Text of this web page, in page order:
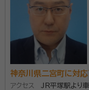
い合わせください。
資格等：行政書士
神奈川県行政書
神奈川県二宮町に対
アクセス
JR平塚駅より